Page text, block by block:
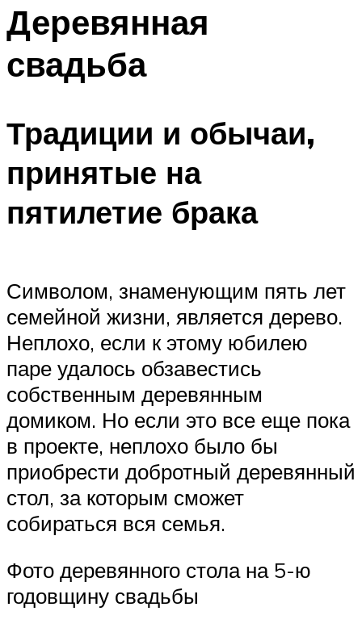
Меню
Деревянная
свадьба
Традиции и обычаи,
принятые на
пятилетие брака
Символом, знаменующим пять лет
семейной жизни, является дерево.
Неплохо, если к этому юбилею
паре удалось обзавестись
собственным деревянным
домиком. Но если это все еще пока
в проекте, неплохо было бы
приобрести добротный деревянный
стол, за которым сможет
собираться вся семья.
Фото деревянного стола на 5-ю
годовщину свадьбы